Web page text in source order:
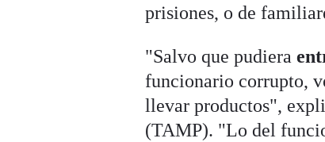
prisiones, o de
"Salvo que pudiera
funcionario corrupto,
llevar productos",
(TAMP). "Lo del